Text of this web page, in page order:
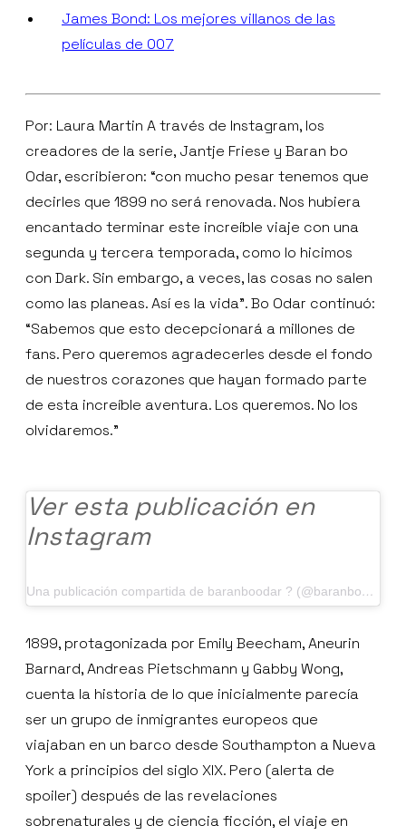
James Bond: Los mejores villanos de las
películas de 007
Por: Laura Martin A través de Instagram, los
creadores de la serie, Jantje Friese y Baran bo
Odar, escribieron: “con mucho pesar tenemos que
decirles que 1899 no será renovada. Nos hubiera
encantado terminar este increíble viaje con una
segunda y tercera temporada, como lo hicimos
con Dark. Sin embargo, a veces, las cosas no salen
como las planeas. Así es la vida”. Bo Odar continuó:
“Sabemos que esto decepcionará a millones de
fans. Pero queremos agradecerles desde el fondo
de nuestros corazones que hayan formado parte
de esta increíble aventura. Los queremos. No los
olvidaremos.”
Ver esta publicación en
Instagram
Una publicación compartida de baranboodar ? (@baranboodar)
1899, protagonizada por Emily Beecham, Aneurin
Barnard, Andreas Pietschmann y Gabby Wong,
cuenta la historia de lo que inicialmente parecía
ser un grupo de inmigrantes europeos que
viajaban en un barco desde Southampton a Nueva
York a principios del siglo XIX. Pero (alerta de
spoiler) después de las revelaciones
sobrenaturales y de ciencia ficción, el viaje en